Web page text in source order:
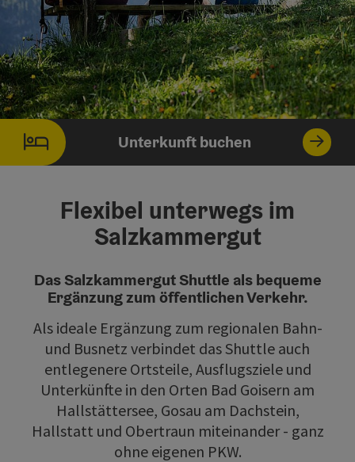
Unterkunft buchen
Flexibel unterwegs im
Salzkammergut
Das Salzkammergut Shuttle als bequeme
Ergänzung zum öffentlichen Verkehr.
Als ideale Ergänzung zum regionalen Bahn-
und Busnetz verbindet das Shuttle auch
entlegenere Ortsteile, Ausflugsziele und
Unterkünfte in den Orten Bad Goisern am
Hallstättersee, Gosau am Dachstein,
Hallstatt und Obertraun miteinander - ganz
ohne eigenen PKW.